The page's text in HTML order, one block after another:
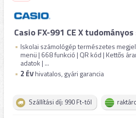
Casio FX-991 CE X
Iskolai számológép természetes
menü | 668 funkció | QR kód | Kettős
adatok | ...
2 ÉVhivatalos, gyári garancia
Szállítási díj: 990 Ft-tól